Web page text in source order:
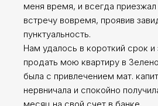
меня время, и всегда приезжал
встречу вовремя, проявив
пунктуальность.
Нам удалось в короткий срок
продать мою квартиру в
была с привлечением мат.
нервничала и спокойно
+7 (499) 117-05-28
Москва, г. Зеленоград,
ул. Юности, д.8
Сергей